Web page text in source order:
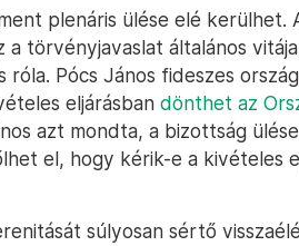
plenáris ülése elé kerülhet.
törvényjavaslat általános
róla. Pócs János fideszes
eljárásban dönthet az
azt mondta, a bizottság
el, hogy kérik-e a kivételes
súlyosan sértő